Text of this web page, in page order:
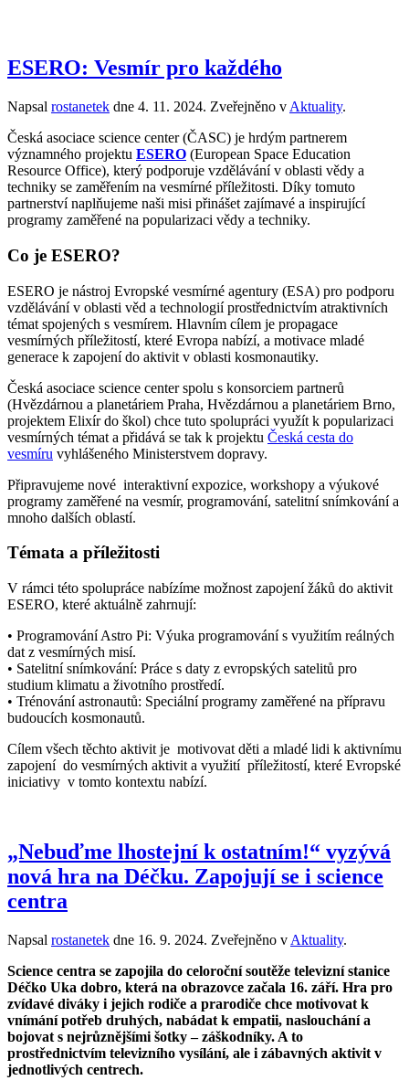
ESERO: Vesmír pro každého
Napsal rostanetek dne 4. 11. 2024. Zveřejněno v Aktuality.
Česká asociace science center (ČASC) je hrdým partnerem
významného projektu ESERO (European Space Education
Resource Office), který podporuje vzdělávání v oblasti vědy a
techniky se zaměřením na vesmírné příležitosti. Díky tomuto
partnerství naplňujeme naši misi přinášet zajímavé a inspirující
programy zaměřené na popularizaci vědy a techniky.
Co je ESERO?
ESERO je nástroj Evropské vesmírné agentury (ESA) pro podporu
vzdělávání v oblasti věd a technologií prostřednictvím atraktivních
témat spojených s vesmírem. Hlavním cílem je propagace
vesmírných příležitostí, které Evropa nabízí, a motivace mladé
generace k zapojení do aktivit v oblasti kosmonautiky.
Česká asociace science center spolu s konsorciem partnerů
(Hvězdárnou a planetáriem Praha, Hvězdárnou a planetáriem Brno,
projektem Elixír do škol) chce tuto spolupráci využít k popularizaci
vesmírných témat a přidává se tak k projektu Česká cesta do
vesmíru vyhlášeného Ministerstvem dopravy.
Připravujeme nové interaktivní expozice, workshopy a výukové
programy zaměřené na vesmír, programování, satelitní snímkování a
mnoho dalších oblastí.
Témata a příležitosti
V rámci této spolupráce nabízíme možnost zapojení žáků do aktivit
ESERO, které aktuálně zahrnují:
• Programování Astro Pi: Výuka programování s využitím reálných
dat z vesmírných misí.
• Satelitní snímkování: Práce s daty z evropských satelitů pro
studium klimatu a životního prostředí.
• Trénování astronautů: Speciální programy zaměřené na přípravu
budoucích kosmonautů.
Cílem všech těchto aktivit je motivovat děti a mladé lidi k aktivnímu
zapojení do vesmírných aktivit a využití příležitostí, které Evropské
iniciativy v tomto kontextu nabízí.
„Nebuďme lhostejní k ostatním!“ vyzývá
nová hra na Déčku. Zapojují se i science
centra
Napsal rostanetek dne 16. 9. 2024. Zveřejněno v Aktuality.
Science centra se zapojila do celoroční soutěže televizní stanice
Déčko Uka dobro, která na obrazovce začala 16. září. Hra pro
zvídavé diváky i jejich rodiče a prarodiče chce motivovat k
vnímání potřeb druhých, nabádat k empatii, naslouchání a
bojovat s nejrůznějšími šotky – záškodníky. A to
prostřednictvím televizního vysílání, ale i zábavných aktivit v
jednotlivých centrech.